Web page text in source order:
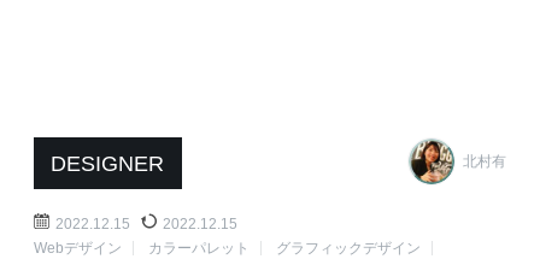
DESIGNER 北村有
2022.12.15
2022.12.15
Webデザイン
カラーパレット
グラフィックデザイン